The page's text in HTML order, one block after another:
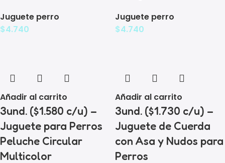
Juguete perro
$4.740
Juguete perro
$4.740
Añadir al carrito
3und. ($1.580 c/u) –
Juguete para Perros
Peluche Circular
Multicolor
Añadir al carrito
3und. ($1.730 c/u) –
Juguete de Cuerda
con Asa y Nudos para
Perros